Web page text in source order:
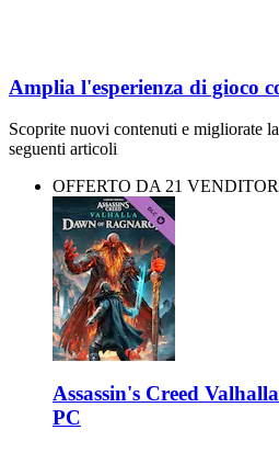
Amplia l'esperienza di gioco
Scoprite nuovi contenuti e migliorate
seguenti articoli
OFFERTO DA 21
Assassin's Creed
PC